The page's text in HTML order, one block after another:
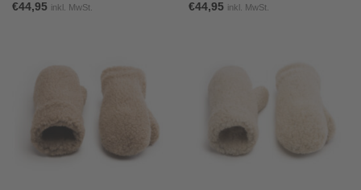
€44,95 inkl. MwSt. €44,95 inkl. MwSt.